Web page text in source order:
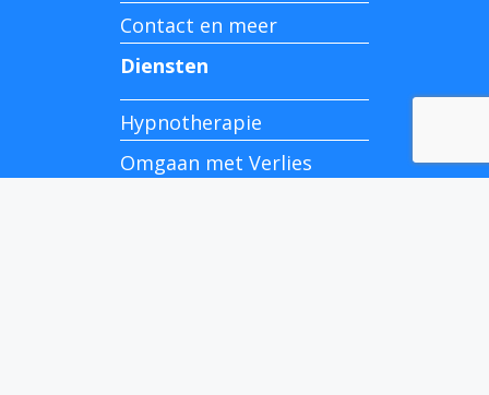
Contact en meer
Diensten
Hypnotherapie
Omgaan met Verlies